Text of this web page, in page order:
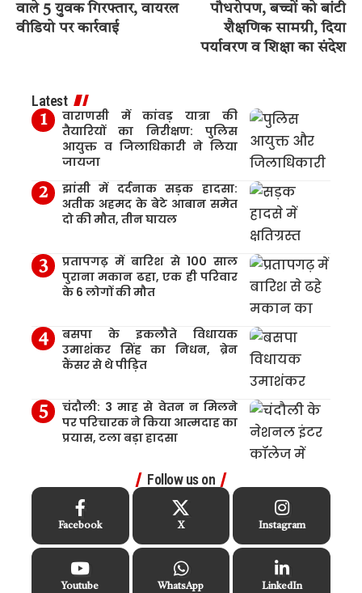
वाले 5 युवक गिरफ्तार, वायरल
वीडियो पर कार्रवाई
पौधरोपण, बच्चों को बांटी
शैक्षणिक सामग्री, दिया
पर्यावरण व शिक्षा का संदेश
Latest
वाराणसी में कांवड़ यात्रा की
तैयारियों का निरीक्षण: पुलिस
आयुक्त व जिलाधिकारी ने लिया
जायजा
झांसी में दर्दनाक सड़क हादसा:
अतीक अहमद के बेटे आबान समेत
दो की मौत, तीन घायल
प्रतापगढ़ में बारिश से 100 साल
पुराना मकान ढहा, एक ही परिवार
के 6 लोगों की मौत
बसपा के इकलौते विधायक
उमाशंकर सिंह का निधन, ब्रेन
कैंसर से थे पीड़ित
चंदौली: 3 माह से वेतन न मिलने
पर परिचारक ने किया आत्मदाह का
प्रयास, टला बड़ा हादसा
Follow us on
Facebook X Instagram
Youtube WhatsApp LinkedIn